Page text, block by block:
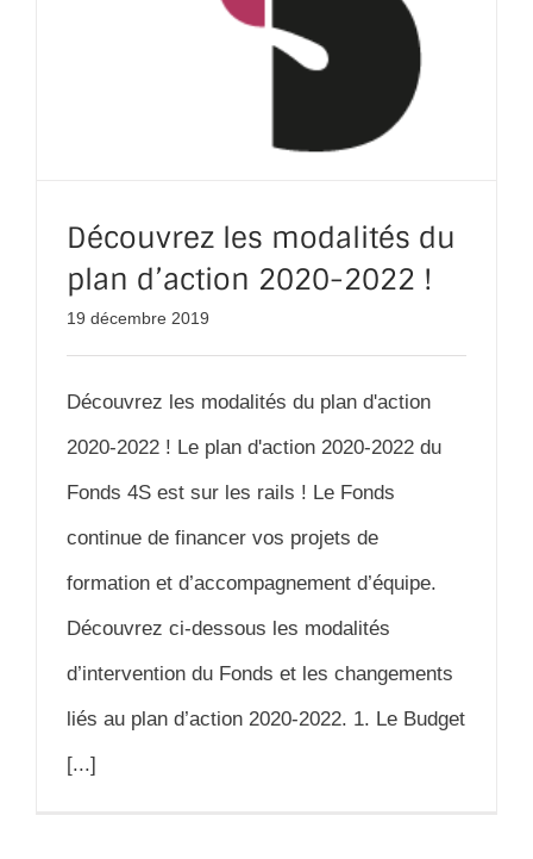
Découvrez les modalités du
plan d’action 2020-2022 !
19 décembre 2019
Découvrez les modalités du plan d'action
2020-2022 ! Le plan d'action 2020-2022 du
Fonds 4S est sur les rails ! Le Fonds
continue de financer vos projets de
formation et d’accompagnement d’équipe.
Découvrez ci-dessous les modalités
d’intervention du Fonds et les changements
liés au plan d’action 2020-2022. 1. Le Budget
[...]